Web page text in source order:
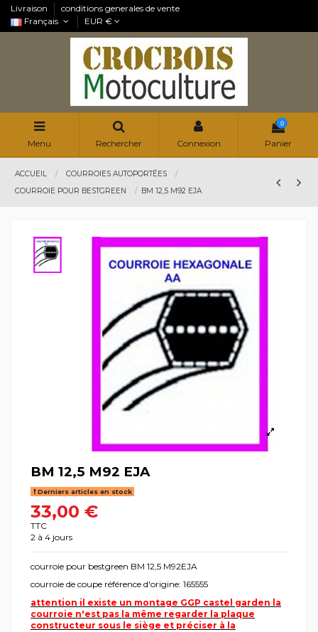
Livraison
conditions generales de vente
Français
EUR €
Menu Rechercher Connexion
0
Panier
ACCUEIL
COURROIES AUTOPORTÉES
COURROIE POUR BESTGREEN
BM 12,5 M92 EJA
BM 12,5 M92 EJA
Derniers articles en stock
33,00 €
TTC
2 à 4 jours
courroie pour bestgreen BM 12,5 M92EJA
courroie de coupe référence d'origine: 165555
attention il existe un montage GGP castel garden la
courroie n'est pas la même regarder la plaque
constructeur sous le siège et préciser à la